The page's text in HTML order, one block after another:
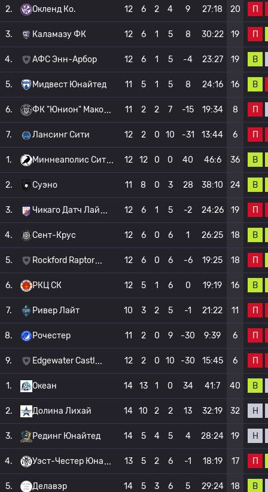
2. Окленд Ко. 12 6 2 4 9 27:18 20 П
3. Каламазу ФК 12 6 1 5 8 30:22 19 П
4. АФС Энн-Арбор 12 6 1 5 -4 23:27 19 В
5. Мидвест Юнайтед 11 5 1 5 8 24:16 16 В
6. ФК "Юнион" Мако 11 2 2 7 -15 19:34 8 П
7. Лансинг Сити 12 2 0 10 -31 13:44 6 П
1. Миннеаполис Сит 12 12 0 0 40 46:6 36 В
2. Суэно 11 8 0 3 28 38:10 24 В
3. Чикаго Датч Лай 12 6 1 5 -2 24:26 19 П
4. Сент-Крус 12 6 0 6 1 26:25 18 В
5. Rockford Raptor 12 6 0 6 -6 19:25 18 П
6. РКЦ СК 12 5 1 6 0 19:19 16 В
7. Ривер Лайт 10 3 2 5 -1 21:22 11 П
8. Рочестер 11 2 0 9 -30 9:39 6 П
9. Edgewater Castl 12 2 0 10 -30 15:45 6 П
1. Океан 14 13 1 0 34 41:7 40 В
2. Долина Лихай 14 10 2 2 13 32:19 32 Н
3. Рединг Юнайтед 14 5 4 5 4 28:24 19 Н
4. Уэст-Честер Юна 13 5 2 6 -1 18:19 17 П
5. Делавэр 14 5 3 6 5 29:24 18 В